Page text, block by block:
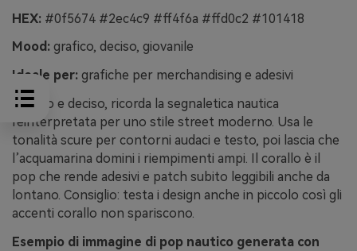
HEX: #0f5674 #2ec4c9 #ff4f6a #ffd0c2 #101418
Mood: grafico, deciso, giovanile
Ideale per: grafiche per merchandising e adesivi
Grafico e deciso, ricorda la segnaletica nautica
reinterpretata per uno stile street moderno. Usa le
tonalità scure per contorni audaci e testo, poi lascia che
l’acquamarina domini i riempimenti ampi. Il corallo è il
pop che rende adesivi e patch subito leggibili anche da
lontano. Consiglio: testa i design anche in piccolo così gli
accenti corallo non spariscono.
Esempio di immagine di pop nautico generata con